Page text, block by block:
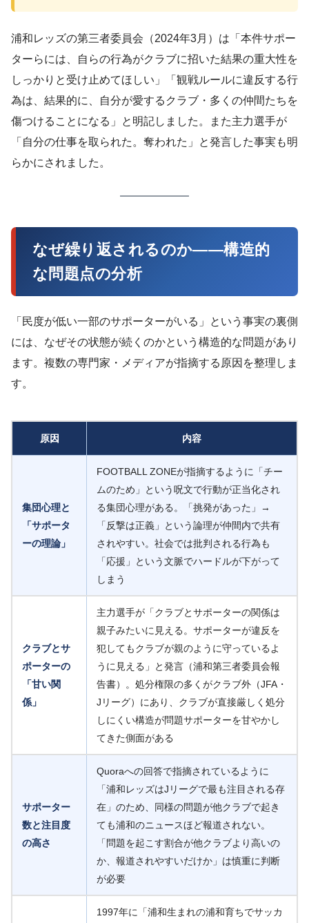
浦和レッズの第三者委員会（2024年3月）は「本件サポー
ターらには、自らの行為がクラブに招いた結果の重大性を
しっかりと受け止めてほしい」「観戦ルールに違反する行
為は、結果的に、自分が愛するクラブ・多くの仲間たちを
傷つけることになる」と明記しました。また主力選手が
「自分の仕事を取られた。奪われた」と発言した事実も明
らかにされました。
なぜ繰り返されるのか——構造的
な問題点の分析
「民度が低い一部のサポーターがいる」という事実の裏側
には、なぜその状態が続くのかという構造的な問題があり
ます。複数の専門家・メディアが指摘する原因を整理しま
す。
原因 内容
集団心理と
「サポータ
ーの理論」
FOOTBALL ZONEが指摘するように「チー
ムのため」という呪文で行動が正当化され
る集団心理がある。「挑発があった」→
「反撃は正義」という論理が仲間内で共有
されやすい。社会では批判される行為も
「応援」という文脈でハードルが下がって
しまう
クラブとサ
ポーターの
「甘い関
係」
主力選手が「クラブとサポーターの関係は
親子みたいに見える。サポーターが違反を
犯してもクラブが親のように守っているよ
うに見える」と発言（浦和第三者委員会報
告書）。処分権限の多くがクラブ外（JFA・
Jリーグ）にあり、クラブが直接厳しく処分
しにくい構造が問題サポーターを甘やかし
てきた側面がある
サポーター
数と注目度
の高さ
Quoraへの回答で指摘されているように
「浦和レッズはJリーグで最も注目される存
在」のため、同様の問題が他クラブで起き
ても浦和のニュースほど報道されない。
「問題を起こす割合が他クラブより高いの
か、報道されやすいだけか」は慎重に判断
が必要
1997年に「浦和生まれの浦和育ちでサッカ